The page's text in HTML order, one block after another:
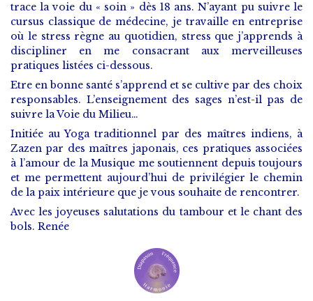
trace la voie du « soin » dès 18 ans. N’ayant pu suivre le
cursus classique de médecine, je travaille en entreprise
où le stress règne au quotidien, stress que j’apprends à
discipliner en me consacrant aux merveilleuses
pratiques listées ci-dessous.
Etre en bonne santé s’apprend et se cultive par des choix
responsables. L’enseignement des sages n’est-il pas de
suivre la Voie du Milieu…
Initiée au Yoga traditionnel par des maîtres indiens, à
Zazen par des maîtres japonais, ces pratiques associées
à l’amour de la Musique me soutiennent depuis toujours
et me permettent aujourd’hui de privilégier le chemin
de la paix intérieure que je vous souhaite de rencontrer.
Avec les joyeuses salutations du tambour et le chant des
bols. Renée